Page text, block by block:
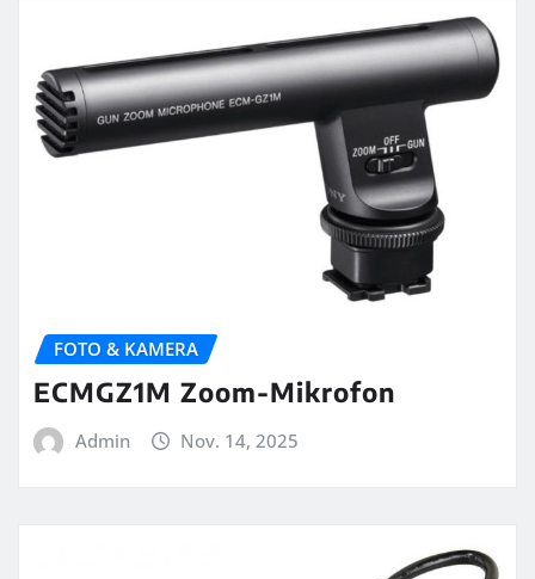
FOTO & KAMERA
ECMGZ1M Zoom-Mikrofon
Admin Nov. 14, 2025